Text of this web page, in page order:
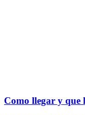
Como llegar y que